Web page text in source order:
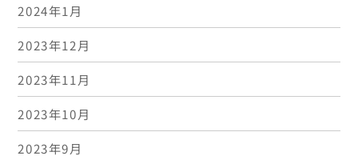
2024年1月
2023年12月
2023年11月
2023年10月
2023年9月